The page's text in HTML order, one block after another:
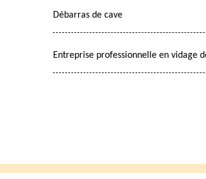
Débarras de cave
Entreprise professionnelle en vidage